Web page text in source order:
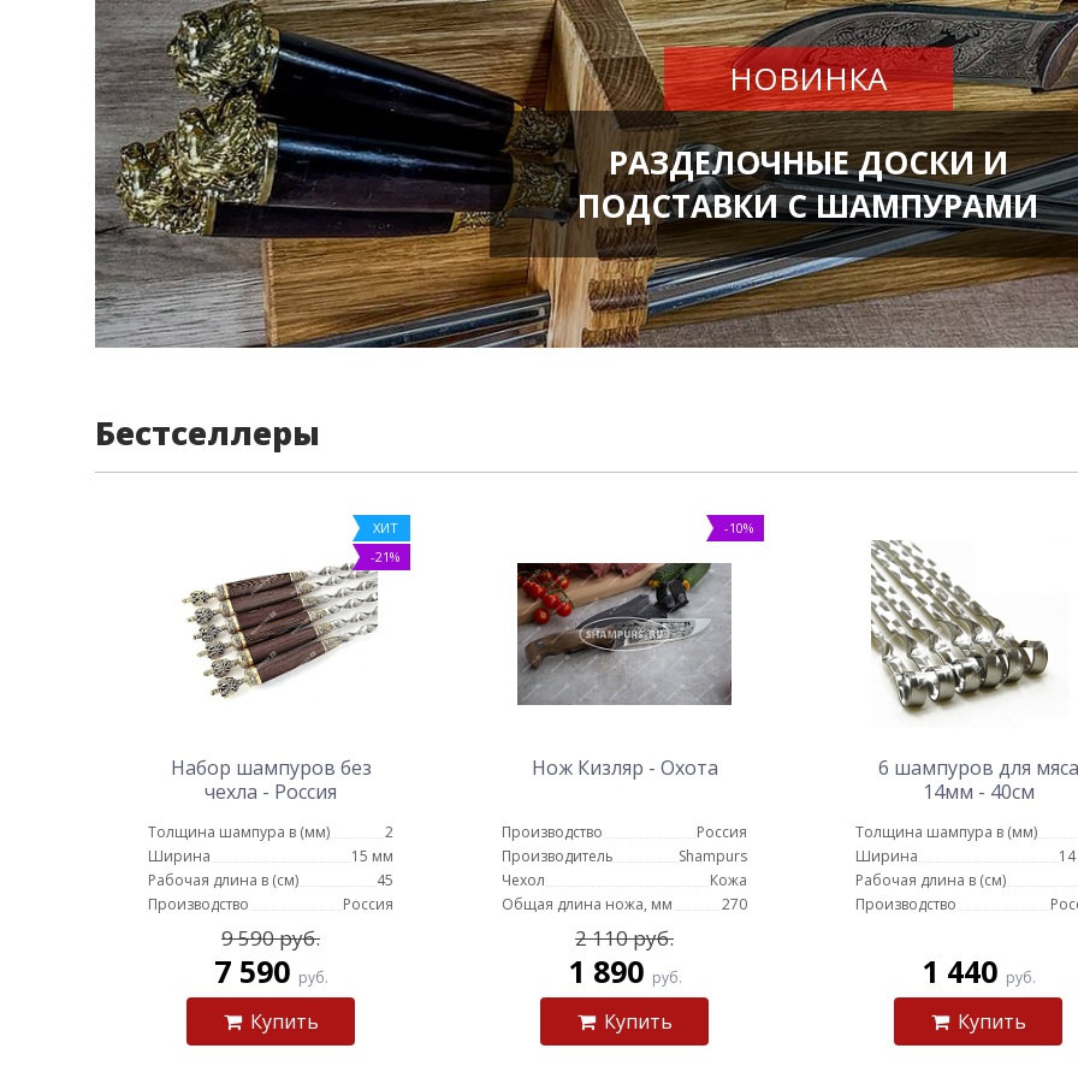
НОВИНКА
РАЗДЕЛОЧНЫЕ ДОСКИ И
ПОДСТАВКИ С ШАМПУРАМИ
Бестселлеры
ХИТ
-21%
Набор шампуров без
чехла - Россия
Толщина шампура в (мм)
2
Ширина
15 мм
Рабочая длина в (см)
45
Производство
Россия
9 590 руб.
7 590 руб.
Купить
-10%
Нож Кизляр - Охота
Производство
Россия
Производитель
Shampurs
Чехол
Кожа
Общая длина ножа, мм
270
2 110 руб.
1 890 руб.
Купить
6 шампуров для мяса
14мм - 40см
Толщина шампура в (мм)
Ширина
Рабочая длина в (см)
Производство
1 440 руб.
Купить